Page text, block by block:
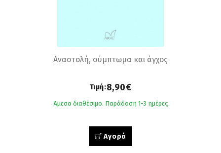
Αναστολή, σύμπτωμα και άγχος
Τιμή:8,90€
Άμεσα διαθέσιμο. Παράδοση 1-3 ημέρες
Αγορά